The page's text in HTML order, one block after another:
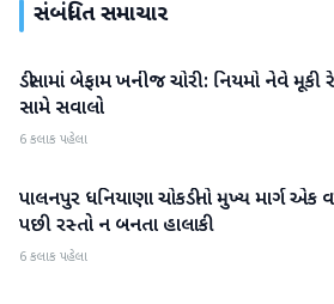
સંબંધિત સમાચાર
બનાસકાંઠા
ડીસામાં બેફામ ખનીજ ચોરી: નિયમો નેવે મૂકી
સામે સવાલો
6 કલાક પહેલા
બનાસકાંઠા
પાલનપુર ધનિયાણા ચોકડીનો મુખ્ય માર્ગ એક
પછી રસ્તો ન બનતા હાલાકી
6 કલાક પહેલા